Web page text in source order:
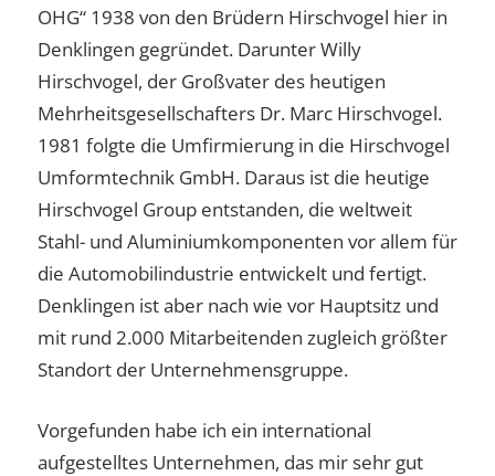
OHG“ 1938 von den Brüdern Hirschvogel hier in
Denklingen gegründet. Darunter Willy
Hirschvogel, der Großvater des heutigen
Mehrheitsgesellschafters Dr. Marc Hirschvogel.
1981 folgte die Umfirmierung in die Hirschvogel
Umformtechnik GmbH. Daraus ist die heutige
Hirschvogel Group entstanden, die weltweit
Stahl- und Aluminiumkomponenten vor allem für
die Automobilindustrie entwickelt und fertigt.
Denklingen ist aber nach wie vor Hauptsitz und
mit rund 2.000 Mitarbeitenden zugleich größter
Standort der Unternehmensgruppe.
Vorgefunden habe ich ein international
aufgestelltes Unternehmen, das mir sehr gut